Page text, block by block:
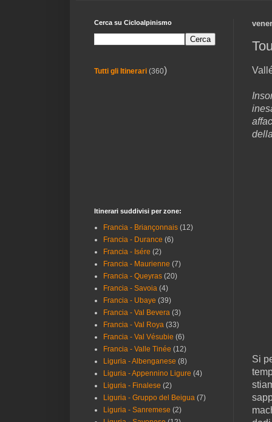
Si
Cerca su Cicloalpinismo
Tutti gli Itinerari (360)
Itinerari suddivisi per zone:
Francia - Briançonnais (12)
Francia - Durance (6)
Francia - Isére (2)
Francia - Maurienne (7)
Francia - Queyras (20)
Francia - Savoia (4)
Francia - Ubaye (39)
Francia - Val Bevera (3)
Francia - Val Roya (33)
Francia - Val Vésubie (6)
Francia - Valle Tinée (12)
Liguria - Albenganese (8)
Liguria - Appennino Ligure (4)
Liguria - Finalese (2)
Liguria - Gruppo del Beigua (7)
Liguria - Sanremese (2)